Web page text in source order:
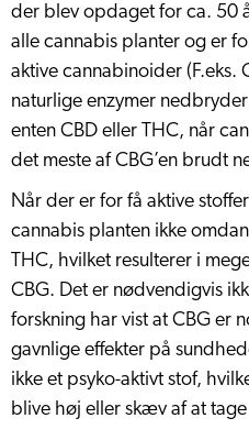
der blev opdaget for ca. 50
alle cannabis planter og er
aktive cannabinoider (F.eks.
naturlige enzymer
enten CBD eller THC, når
det meste af CBG’en brudt
Når der er for få aktive
cannabis planten ikke
THC, hvilket resulterer i
CBG. Det er nødvendigvis
forskning har vist at CBG er
gavnlige effekter på
ikke et psyko-aktivt stof,
blive høj eller skæv af at